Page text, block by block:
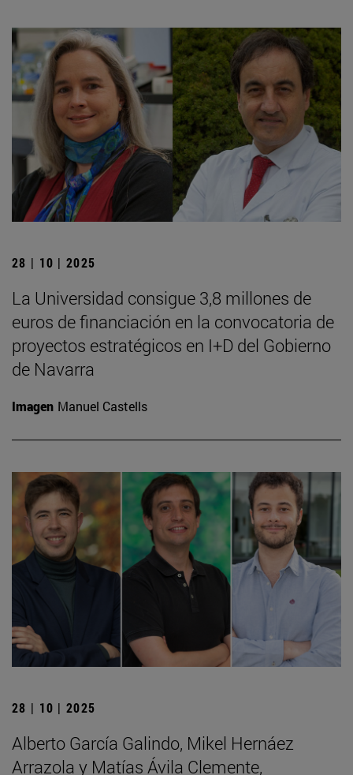
28 | 10 | 2025
La Universidad consigue 3,8 millones de
euros de financiación en la convocatoria de
proyectos estratégicos en I+D del Gobierno
de Navarra
Imagen Manuel Castells
28 | 10 | 2025
Alberto García Galindo, Mikel Hernáez
Arrazola y Matías Ávila Clemente,